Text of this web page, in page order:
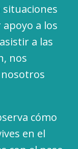
a los
a las
nos
cómo
en el